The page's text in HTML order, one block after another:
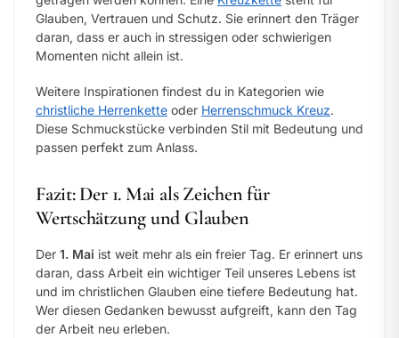
Glauben, Vertrauen und Schutz. Sie erinnert den Träger
daran, dass er auch in stressigen oder schwierigen
Momenten nicht allein ist.
Weitere Inspirationen findest du in Kategorien wie
christliche Herrenkette oder Herrenschmuck Kreuz.
Diese Schmuckstücke verbinden Stil mit Bedeutung und
passen perfekt zum Anlass.
Fazit: Der 1. Mai als Zeichen für
Wertschätzung und Glauben
Der 1. Mai ist weit mehr als ein freier Tag. Er erinnert uns
daran, dass Arbeit ein wichtiger Teil unseres Lebens ist
und im christlichen Glauben eine tiefere Bedeutung hat.
Wer diesen Gedanken bewusst aufgreift, kann den Tag
der Arbeit neu erleben.